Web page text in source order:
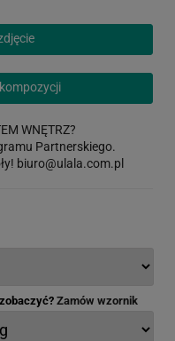
WNĘTRZ?
Partnerskiego.
biuro@ulala.com.pl
Zamów wzornik